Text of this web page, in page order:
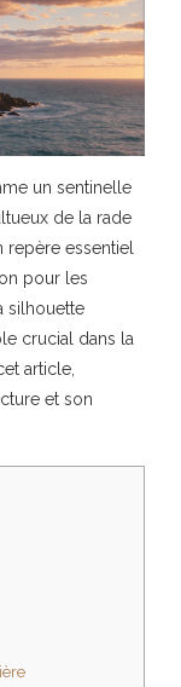
un sentinelle
de la rade
repère essentiel
pour les
silhouette
crucial dans la
article,
et son